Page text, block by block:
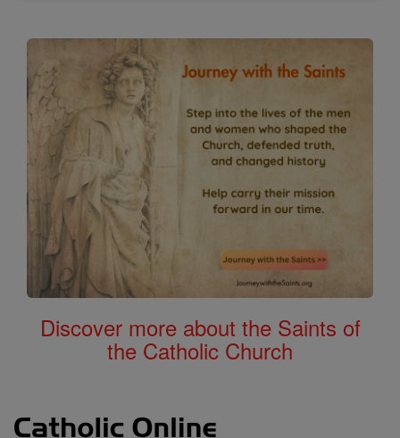
Discover more about the Saints of
the Catholic Church